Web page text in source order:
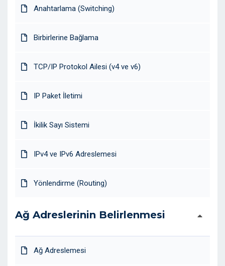
Anahtarlama (Switching)
Birbirlerine Bağlama
TCP/IP Protokol Ailesi (v4 ve v6)
IP Paket İletimi
İkilik Sayı Sistemi
IPv4 ve IPv6 Adreslemesi
Yönlendirme (Routing)
Ağ Adreslerinin Belirlenmesi
Ağ Adreslemesi